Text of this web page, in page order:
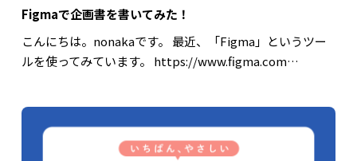
Figmaで企画書を書いてみた！
こんにちは。nonakaです。 最近、「Figma」というツー
ルを使ってみています。 https://www.figma.com…